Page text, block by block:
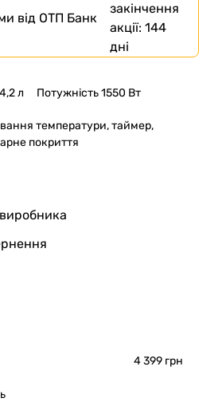
від ОТП Банк
закінчення
акції: 144
дні
л Потужність 1550 Вт
температури, таймер,
покриття
виробника
4 399 грн